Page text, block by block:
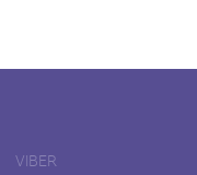
VIBER